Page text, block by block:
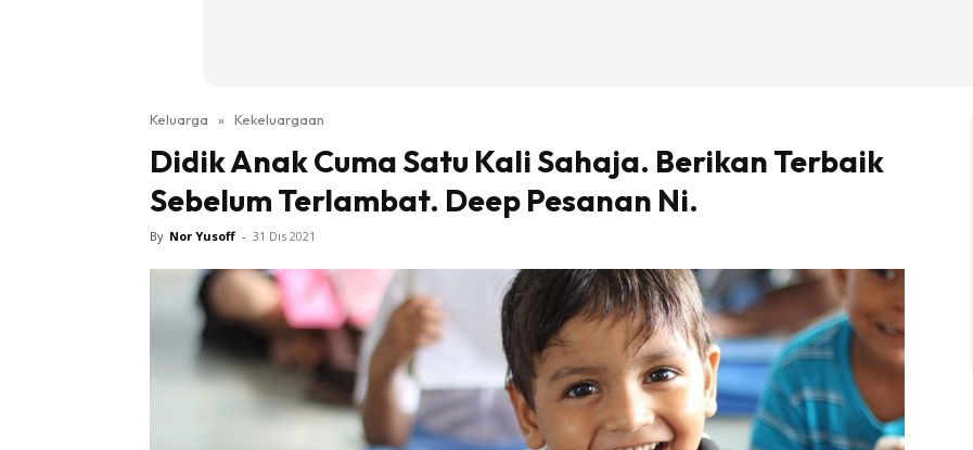
Keluarga » Kekeluargaan
Didik Anak Cuma Satu Kali Sahaja. Berikan Terbaik
Sebelum Terlambat. Deep Pesanan Ni.
By Nor Yusoff - 31 Dis 2021